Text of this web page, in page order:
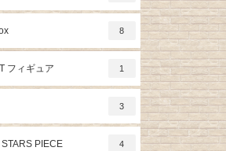
8
フィギュア 1
3
PIECE 4